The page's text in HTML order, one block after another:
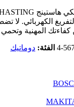
الكهربائي. لا
كفاءتك المهنية
567- الفئة: دوماتيك